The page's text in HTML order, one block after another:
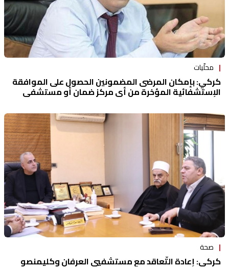
محلّيات
كركي: بإمكان المرضى المضمونين الحصول على الموافقة
الإستشفائية المؤخرة من أي مركز ضمان أو مستشفى
صحة
كركي: إعادة التّعاقد مع مستشفيي العرفان وكليمنصو